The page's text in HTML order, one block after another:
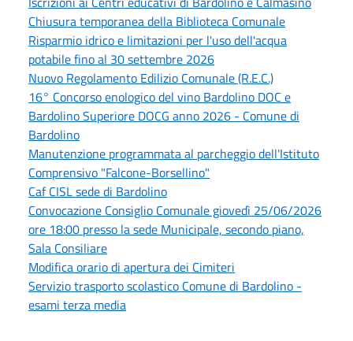
Chiusura temporanea della Biblioteca Comunale
Risparmio idrico e limitazioni per l'uso dell'acqua
potabile fino al 30 settembre 2026
Nuovo Regolamento Edilizio Comunale (R.E.C.)
16° Concorso enologico del vino Bardolino DOC e
Bardolino Superiore DOCG anno 2026 - Comune di
Bardolino
Manutenzione programmata al parcheggio dell'Istituto
Comprensivo "Falcone-Borsellino"
Caf CISL sede di Bardolino
Convocazione Consiglio Comunale giovedì 25/06/2026
ore 18:00 presso la sede Municipale, secondo piano,
Sala Consiliare
Modifica orario di apertura dei Cimiteri
Servizio trasporto scolastico Comune di Bardolino -
esami terza media